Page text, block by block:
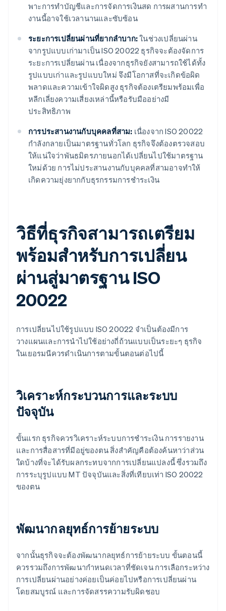
พาะการทําบัญชีและการจัดการเงินสด การผสานการทํา
งานนี้อาจใช้เวลานานและซับซ้อน
ระยะการเปลี่ยนผ่านที่ยากลําบาก:ในช่วงเปลี่ยนผ่าน
จากรูปแบบเก่ามาเป็น ISO 20022 ธุรกิจจะต้องจัดการ
ระยะการเปลี่ยนผ่าน เนื่องจากธุรกิจยังสามารถใช้ได้ทั้ง
รูปแบบเก่าและรูปแบบใหม่ จึงมีโอกาสที่จะเกิดข้อผิด
พลาดและความเข้าใจผิดสูง ธุรกิจต้องเตรียมพร้อมเพื่อ
หลีกเลี่ยงความเสี่ยงเหล่านี้หรือรับมืออย่างมี
ประสิทธิภาพ
การประสานงานกับบุคคลที่สาม: เนื่องจาก ISO 20022
กําลังกลายเป็นมาตรฐานทั่วโลก ธุรกิจจึงต้องตรวจสอบ
ให้แน่ใจว่าพันธมิตรภายนอกได้เปลี่ยนไปใช้มาตรฐาน
ใหม่ด้วย การไม่ประสานงานกับบุคคลที่สามอาจทําให้
เกิดความยุ่งยากกับธุรกรรมการชําระเงิน
วิธีที่ธุรกิจสามารถเตรียม
พร้อมสําหรับการเปลี่ยน
ผ่านสู่มาตรฐาน ISO
20022
การเปลี่ยนไปใช้รูปแบบ ISO 20022 จําเป็นต้องมีการ
วางแผนและการนําไปใช้อย่างถี่ถ้วนแบบเป็นระยะๆ ธุรกิจ
ในเยอรมนีควรดําเนินการตามขั้นตอนต่อไปนี้
วิเคราะห์กระบวนการและระบบ
ปัจจุบัน
ขั้นแรก ธุรกิจควรวิเคราะห์ระบบการชําระเงิน การรายงาน
และการสื่อสารที่มีอยู่ของตน สิ่งสําคัญคือต้องค้นหาว่าส่วน
ใดบ้างที่จะได้รับผลกระทบจากการเปลี่ยนแปลงนี้ ซึ่งรวมถึง
การระบุรูปแบบ MT ปัจจุบันและสิ่งที่เทียบเท่า ISO 20022
ของตน
พัฒนากลยุทธ์การย้ายระบบ
จากนั้นธุรกิจจะต้องพัฒนากลยุทธ์การย้ายระบบ ขั้นตอนนี้
ควรรวมถึงการพัฒนากำหนดเวลาที่ชัดเจน การเลือกระหว่าง
การเปลี่ยนผ่านอย่างค่อยเป็นค่อยไปหรือการเปลี่ยนผ่าน
โดยสมบูรณ์ และการจัดสรรความรับผิดชอบ